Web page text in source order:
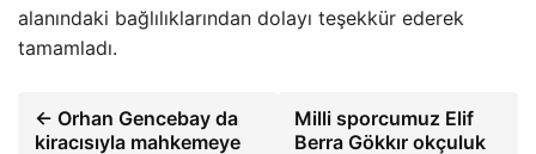
alanındaki bağlılıklarından dolayı teşekkür ederek
tamamladı.
← Orhan Gencebay da
kiracısıyla mahkemeye
Milli sporcumuz Elif
Berra Gökkır okçuluk